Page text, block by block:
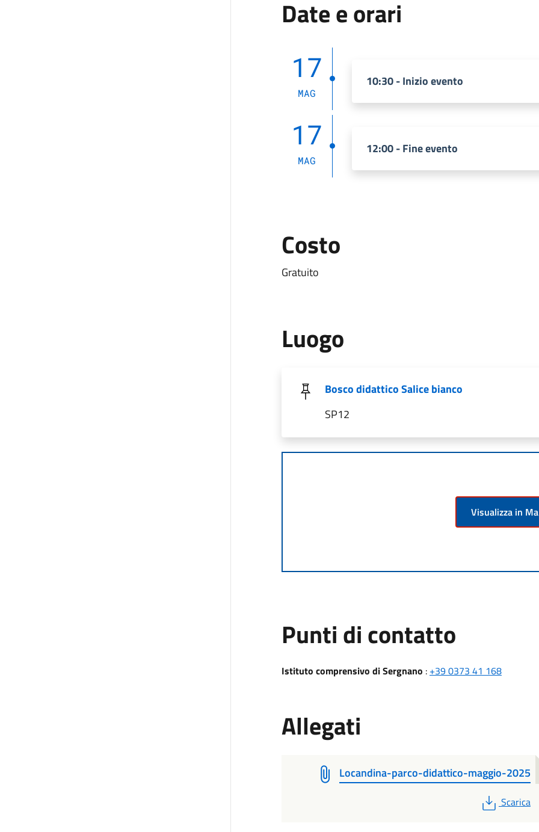
Date e orari
17
MAG
10:30 - Inizio evento
17
MAG
12:00 - Fine evento
Costo
Gratuito
Luogo
Bosco didattico Salice bianco
SP12
Visualizza in
Punti di contatto
Istituto comprensivo di Sergnano : +39 0373 41 168
Allegati
Locandina-parco-didattico-maggio-2025
PDF
Scarica